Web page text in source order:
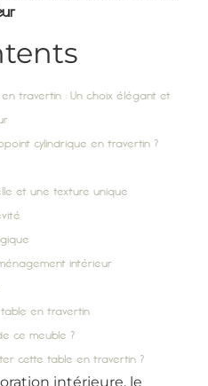
travertin : Un choix élégant et
cylindrique en travertin ?
et une texture unique
intérieur
table en travertin
ce meuble ?
cette table en travertin ?
intérieure, le